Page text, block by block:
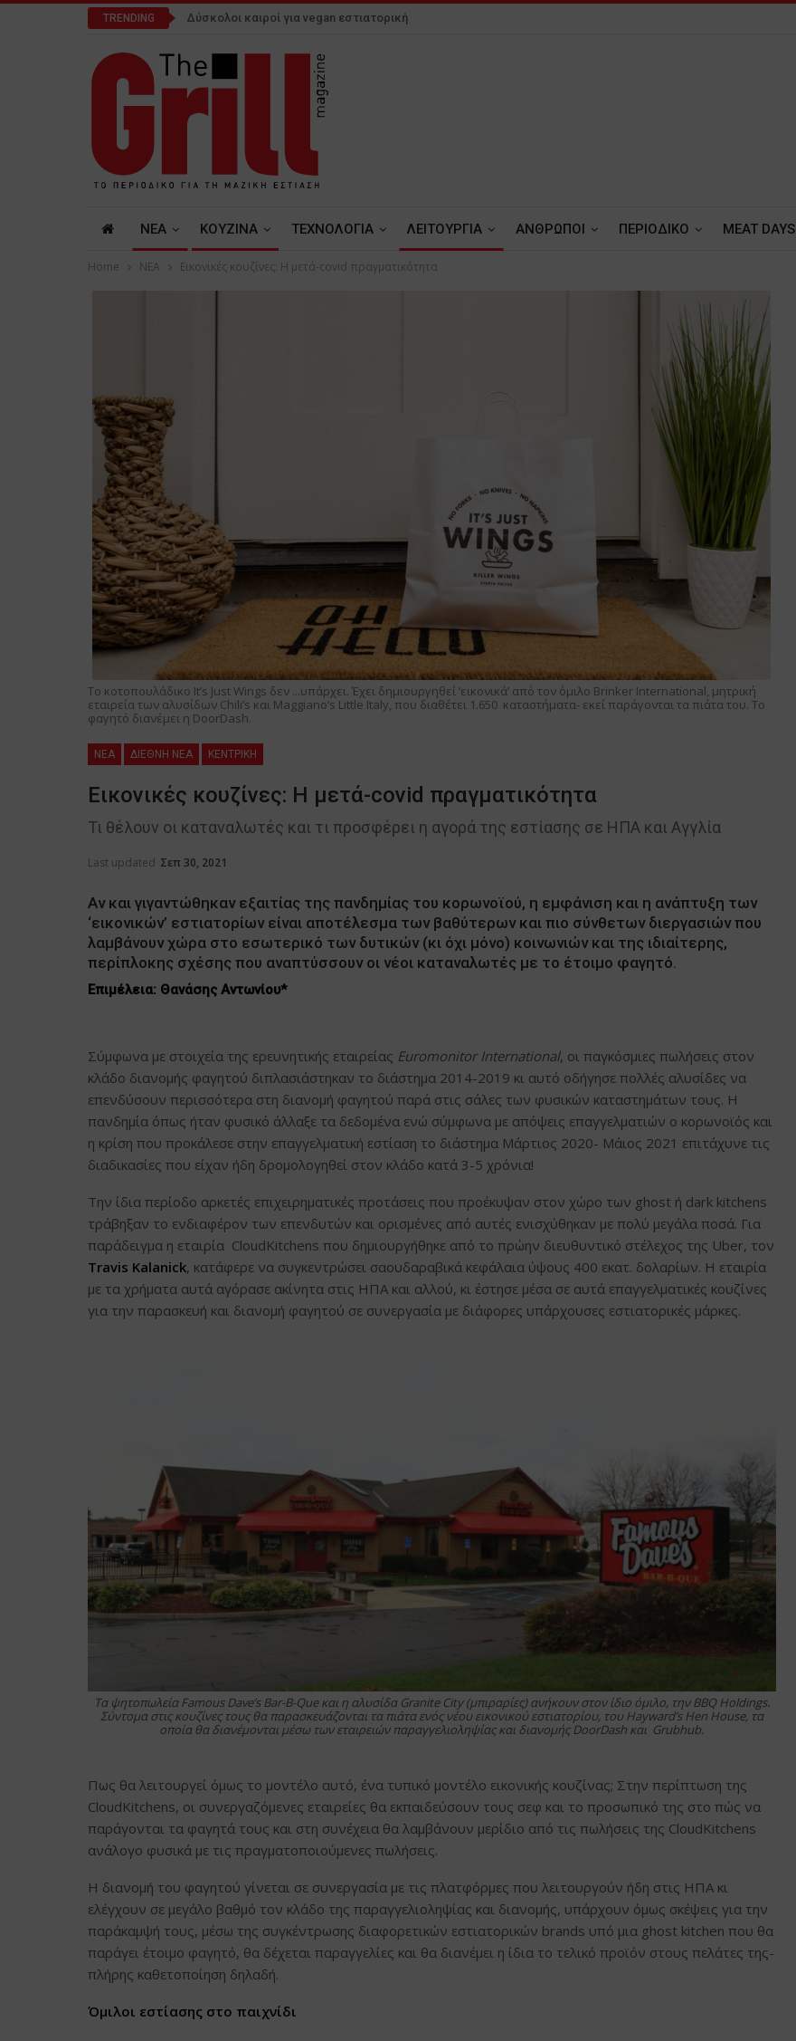
TRENDING Δύσκολοι καιροί για vegan εστιατορική
NEA ΚΟΥΖΙΝΑ ΤΕΧΝΟΛΟΓΙΑ ΛΕΙΤΟΥΡΓΙΑ ΑΝΘΡΩΠΟΙ ΠΕΡΙΟΔΙΚΟ MEAT DAYS
Home NEA Εικονικές κουζίνες: Η μετά-covid πραγματικότητα
Το κοτοπουλάδικο It’s Just Wings δεν ...υπάρχει. Έχει δημιουργηθεί ‘εικονικά’ από τον όμιλο Brinker International, μητρική
εταιρεία των αλυσίδων Chili’s και Maggiano’s Little Italy, που διαθέτει 1.650 καταστήματα- εκεί παράγονται τα πιάτα του. Το
φαγητό διανέμει η DoorDash.
NEA ΔΙΕΘΝΗ ΝΕΑ ΚΕΝΤΡΙΚΗ
Εικονικές κουζίνες: Η μετά-covid πραγματικότητα
Τι θέλουν οι καταναλωτές και τι προσφέρει η αγορά της εστίασης σε ΗΠΑ και Αγγλία
Last updated Σεπ 30, 2021
Αν και γιγαντώθηκαν εξαιτίας της πανδημίας του κορωνοϊού, η εμφάνιση και η ανάπτυξη των
‘εικονικών’ εστιατορίων είναι αποτέλεσμα των βαθύτερων και πιο σύνθετων διεργασιών που
λαμβάνουν χώρα στο εσωτερικό των δυτικών (κι όχι μόνο) κοινωνιών και της ιδιαίτερης,
περίπλοκης σχέσης που αναπτύσσουν οι νέοι καταναλωτές με το έτοιμο φαγητό.
Επιμέλεια: Θανάσης Αντωνίου*
Σύμφωνα με στοιχεία της ερευνητικής εταιρείας Euromonitor International, οι παγκόσμιες πωλήσεις στον
κλάδο διανομής φαγητού διπλασιάστηκαν το διάστημα 2014-2019 κι αυτό οδήγησε πολλές αλυσίδες να
επενδύσουν περισσότερα στη διανομή φαγητού παρά στις σάλες των φυσικών καταστημάτων τους. Η
πανδημία όπως ήταν φυσικό άλλαξε τα δεδομένα ενώ σύμφωνα με απόψεις επαγγελματιών ο κορωνοϊός και
η κρίση που προκάλεσε στην επαγγελματική εστίαση το διάστημα Μάρτιος 2020- Μάιος 2021 επιτάχυνε τις
διαδικασίες που είχαν ήδη δρομολογηθεί στον κλάδο κατά 3-5 χρόνια!
Την ίδια περίοδο αρκετές επιχειρηματικές προτάσεις που προέκυψαν στον χώρο των ghost ή dark kitchens
τράβηξαν το ενδιαφέρον των επενδυτών και ορισμένες από αυτές ενισχύθηκαν με πολύ μεγάλα ποσά. Για
παράδειγμα η εταιρία CloudKitchens που δημιουργήθηκε από το πρώην διευθυντικό στέλεχος της Uber, τον
Travis Kalanick, κατάφερε να συγκεντρώσει σαουδαραβικά κεφάλαια ύψους 400 εκατ. δολαρίων. Η εταιρία
με τα χρήματα αυτά αγόρασε ακίνητα στις ΗΠΑ και αλλού, κι έστησε μέσα σε αυτά επαγγελματικές κουζίνες
για την παρασκευή και διανομή φαγητού σε συνεργασία με διάφορες υπάρχουσες εστιατορικές μάρκες.
Τα ψητοπωλεία Famous Dave’s Bar-B-Que και η αλυσίδα Granite City (μπιραρίες) ανήκουν στον ίδιο όμιλο, την BBQ Holdings.
Σύντομα στις κουζίνες τους θα παρασκευάζονται τα πιάτα ενός νέου εικονικού εστιατορίου, του Hayward’s Hen House, τα
οποία θα διανέμονται μέσω των εταιρειών παραγγελιοληψίας και διανομής DoorDash και Grubhub.
Πως θα λειτουργεί όμως το μοντέλο αυτό, ένα τυπικό μοντέλο εικονικής κουζίνας; Στην περίπτωση της
CloudKitchens, οι συνεργαζόμενες εταιρείες θα εκπαιδεύσουν τους σεφ και το προσωπικό της στο πώς να
παράγονται τα φαγητά τους και στη συνέχεια θα λαμβάνουν μερίδιο από τις πωλήσεις της CloudKitchens
ανάλογο φυσικά με τις πραγματοποιούμενες πωλήσεις.
Η διανομή του φαγητού γίνεται σε συνεργασία με τις πλατφόρμες που λειτουργούν ήδη στις ΗΠΑ κι
ελέγχουν σε μεγάλο βαθμό τον κλάδο της παραγγελιοληψίας και διανομής, υπάρχουν όμως σκέψεις για την
παράκαμψή τους, μέσω της συγκέντρωσης διαφορετικών εστιατορικών brands υπό μια ghost kitchen που θα
παράγει έτοιμο φαγητό, θα δέχεται παραγγελίες και θα διανέμει η ίδια το τελικό προϊόν στους πελάτες της-
πλήρης καθετοποίηση δηλαδή.
Όμιλοι εστίασης στο παιχνίδι